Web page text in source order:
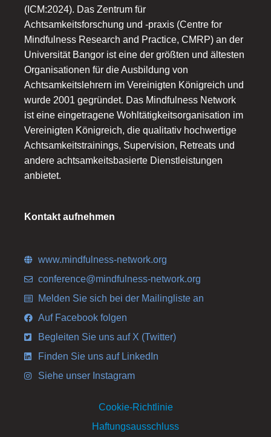
(ICM:2024). Das Zentrum für
Achtsamkeitsforschung und -praxis (Centre for
Mindfulness Research and Practice, CMRP) an der
Universität Bangor ist eine der größten und ältesten
Organisationen für die Ausbildung von
Achtsamkeitslehrern im Vereinigten Königreich und
wurde 2001 gegründet. Das Mindfulness Network
ist eine eingetragene Wohltätigkeitsorganisation im
Vereinigten Königreich, die qualitativ hochwertige
Achtsamkeitstrainings, Supervision, Retreats und
andere achtsamkeitsbasierte Dienstleistungen
anbietet.
Kontakt aufnehmen
www.mindfulness-network.org
conference@mindfulness-network.org
Melden Sie sich bei der Mailingliste an
Auf Facebook folgen
Begleiten Sie uns auf X (Twitter)
Finden Sie uns auf LinkedIn
Siehe unser Instagram
Cookie-Richtlinie
Haftungsausschluss